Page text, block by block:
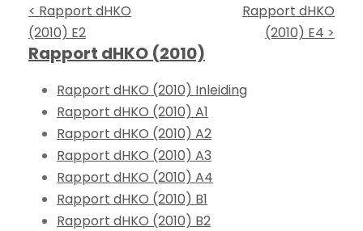
< Rapport dHKO
(2010) E2
Rapport dHKO
(2010) E4 >
Rapport dHKO (2010)
Rapport dHKO (2010) Inleiding
Rapport dHKO (2010) A1
Rapport dHKO (2010) A2
Rapport dHKO (2010) A3
Rapport dHKO (2010) A4
Rapport dHKO (2010) B1
Rapport dHKO (2010) B2